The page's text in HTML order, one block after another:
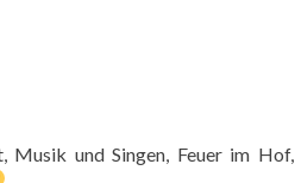
Musik und Singen, Feuer im Hof,